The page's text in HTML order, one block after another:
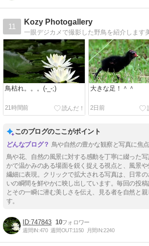
11
Kozy Photogallery
鳥枯れ。。。(-_-;)
21時間前
大きな足！＾＾
2日前
このブログのここがポイント
鳥や自然の豊かな観察と写真に焦点
鳥や花、自然の風景に対する感動を丁寧に綴った
かで温かみのある場面を鋭く捉える視点と、風景
繊細に表現。クリックで拡大される写真は、日常
いの瞬間を鮮やかに映し出しています。毎回の投
とその一瞬に潜む美しさを伝え、見る者を自然と
す。
747843 10
週間IN:470 週間OUT:1150 月間IN:2240